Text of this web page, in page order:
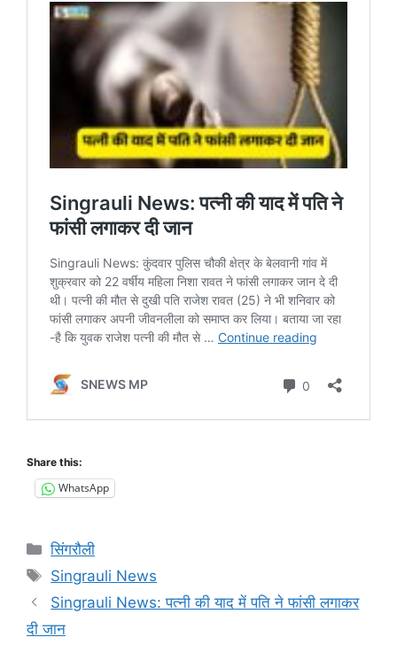
Share this:
WhatsApp
Categories
सिंगरौली
Tags
Singrauli News
Singrauli News: पत्नी की याद में पति ने फांसी लगाकर
दी जान